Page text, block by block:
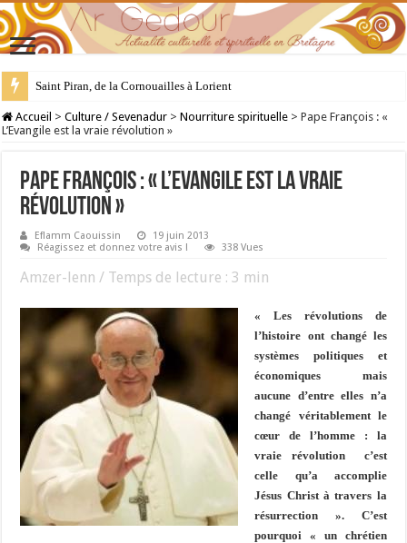
Saint Piran, de la Cornouailles à Lorient
28 juillet : Saint Samson de Dol, père de la Bretagne chrétienne
Accueil > Culture / Sevenadur > Nourriture spirituelle > Pape François : «
L’Evangile est la vraie révolution »
Pape François : « L’Evangile est la vraie
révolution »
Eflamm Caouissin
19 juin 2013
Réagissez et donnez votre avis !
338 Vues
Amzer-lenn / Temps de lecture :3 min
« Les révolutions de
l’histoire ont changé les
systèmes politiques et
économiques mais
aucune d’entre elles n’a
changé véritablement le
cœur de l’homme : la
vraie révolution c’est
celle qu’a accomplie
Jésus Christ à travers la
résurrection ». C’est
pourquoi « un chrétien